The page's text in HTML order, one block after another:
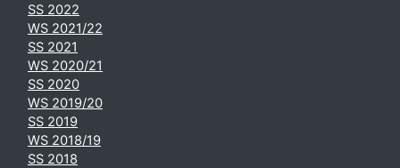
SS 2022
WS 2021/22
SS 2021
WS 2020/21
SS 2020
WS 2019/20
SS 2019
WS 2018/19
SS 2018